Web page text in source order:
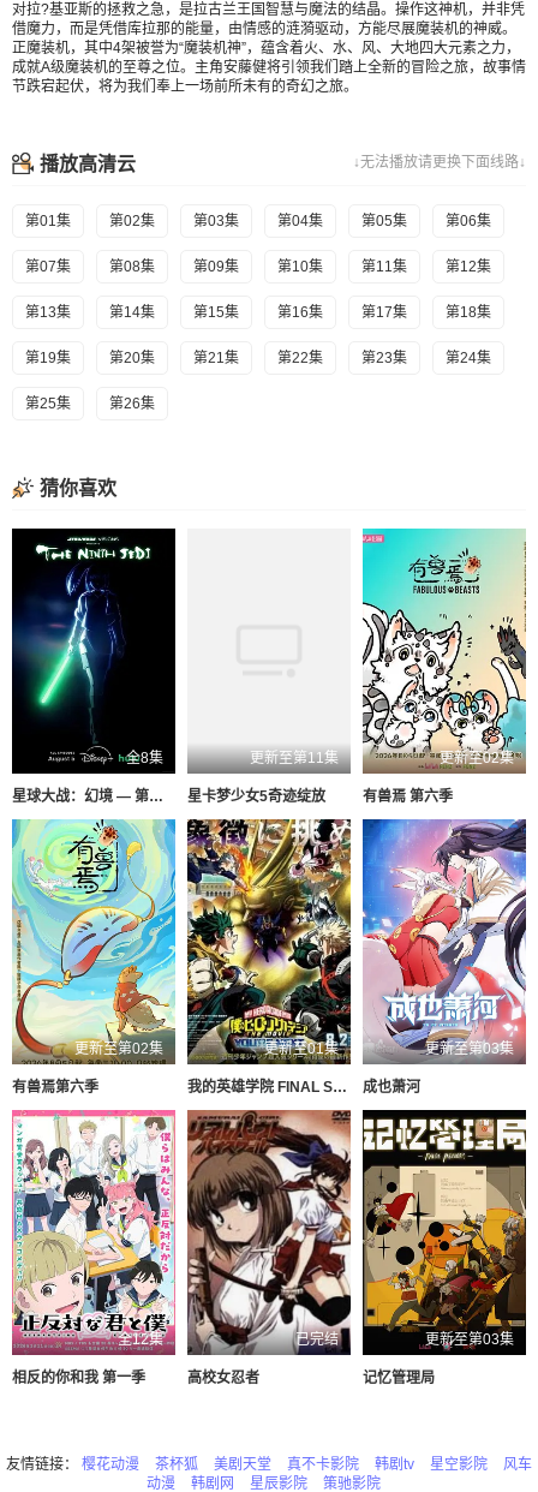
对拉?基亚斯的拯救之急，是拉古兰王国智慧与魔法的结晶。操作这神机，并非凭
借魔力，而是凭借库拉那的能量，由情感的涟漪驱动，方能尽展魔装机的神威。
正魔装机，其中4架被誉为“魔装机神”，蕴含着火、水、风、大地四大元素之力，
成就A级魔装机的至尊之位。主角安藤健将引领我们踏上全新的冒险之旅，故事情
节跌宕起伏，将为我们奉上一场前所未有的奇幻之旅。
↓无法播放请更换下面线路↓
播放高清云
第01集 第02集 第03集 第04集 第05集 第06集
第07集 第08集 第09集 第10集 第11集 第12集
第13集 第14集 第15集 第16集 第17集 第18集
第19集 第20集 第21集 第22集 第23集 第24集
第25集 第26集
猜你喜欢
全8集
星球大战：幻境 — 第九个绝地武士
更新至第11集
星卡梦少女5奇迹绽放
更新至02集
有兽焉 第六季
更新至第02集
有兽焉第六季
更新至01集
我的英雄学院 FINAL SEASON 特别篇
更新至第03集
成也萧河
全12集
相反的你和我 第一季
已完结
高校女忍者
更新至第03集
记忆管理局
友情链接： 樱花动漫 茶杯狐 美剧天堂 真不卡影院 韩剧tv 星空影院
风车
动漫
韩剧网 星辰影院 策驰影院